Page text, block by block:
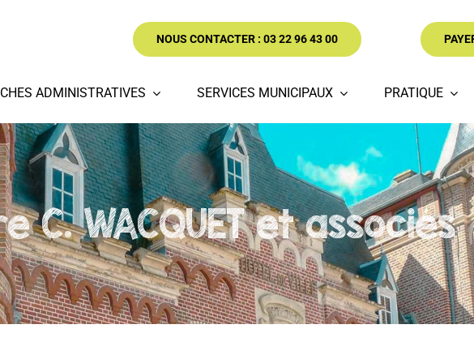
NOUS CONTACTER : 03 22 96 43 00
ADMINISTRATIVES SERVICES MUNICIPAUX PRATIQUE
C. WACQUET et associés